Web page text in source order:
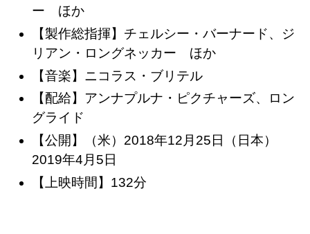
ー ほか
【製作総指揮】チェルシー・バーナード、ジ
リアン・ロングネッカー ほか
【音楽】ニコラス・ブリテル
【配給】アンナプルナ・ピクチャーズ、ロン
グライド
【公開】（米）2018年12月25日（日本）
2019年4月5日
【上映時間】132分